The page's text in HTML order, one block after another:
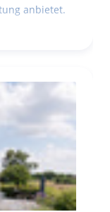
anbietet.